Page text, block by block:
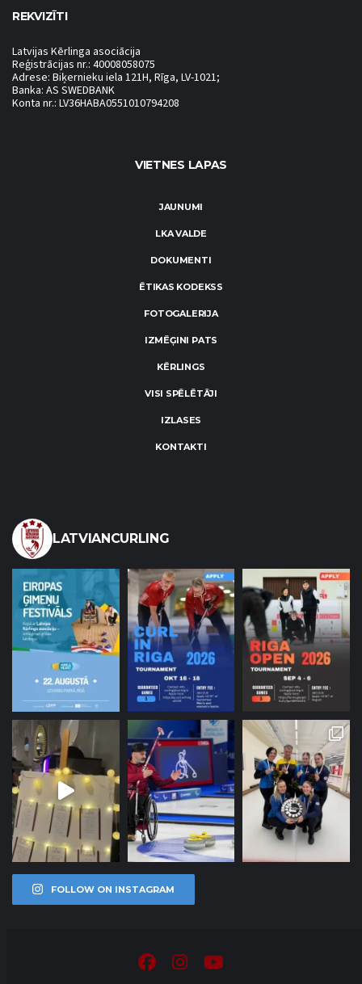
REKVIZĪTI
Latvijas Kērlinga asociācija
Reģistrācijas nr.: 40008058075
Adrese: Biķernieku iela 121H, Rīga, LV-1021;
Banka: AS SWEDBANK
Konta nr.: LV36HABA0551010794208
VIETNES LAPAS
JAUNUMI
LKA VALDE
DOKUMENTI
ĒTIKAS KODEKSS
FOTOGALERIJA
IZMĒĢINI PATS
KĒRLINGS
VISI SPĒLĒTĀJI
IZLASES
KONTAKTI
LATVIANCURLING
FOLLOW ON INSTAGRAM